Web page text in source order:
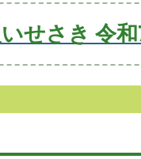
せさき 令